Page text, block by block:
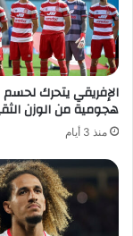
الإفريقي يتحرك
هجومية من الوزن
منذ 3 أيام